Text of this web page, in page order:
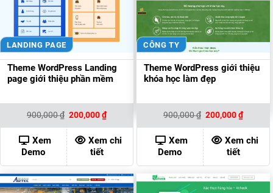
LANDING PAGE
Theme WordPress Landing
page giới thiệu phần mềm
900,000₫ Giá
là:
900,000 ₫.
200,000₫Giá
hiện
tại
là:
200,000 ₫.
Xem
Demo
Xem chi
tiết
CÔNG TY
Theme WordPress giới thiệu
khóa học làm đẹp
900,000₫ Giá
là:
900,000 ₫.
200,000₫Giá
hiện
tại
là:
Xem
Demo
Xem chi
tiết